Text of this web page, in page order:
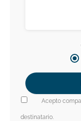
Acepto
destinatario.